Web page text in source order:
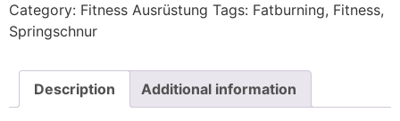
Category: Fitness Ausrüstung Tags: Fatburning, Fitness,
Springschnur
Description Additional information